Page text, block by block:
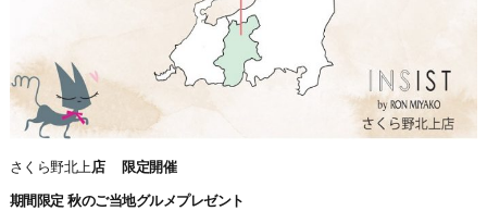
さくら野北上 店 限定開催
期間限定 秋のご当地グルメプレゼント